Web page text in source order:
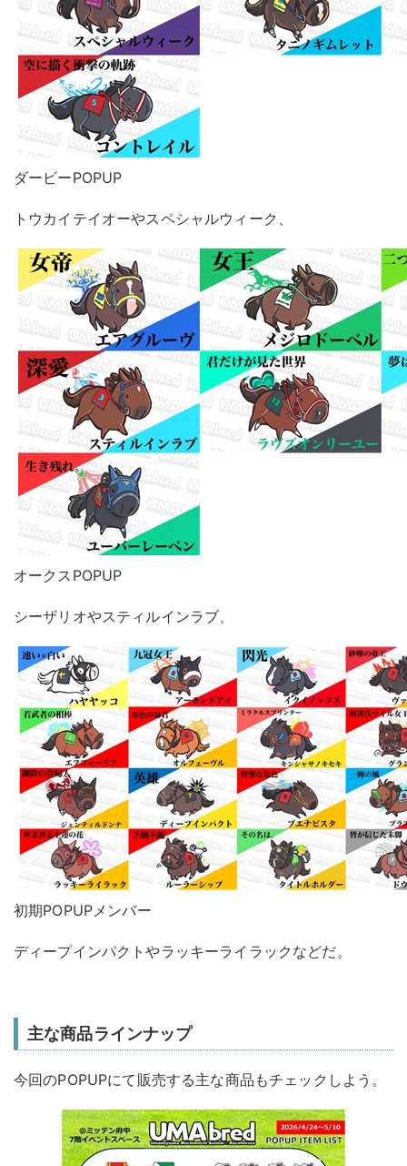
ダービーPOPUP
トウカイテイオーやスペシャルウィーク、
オークスPOPUP
シーザリオやスティルインラブ、
初期POPUPメンバー
ディープインパクトやラッキーライラックなどだ。
主な商品ラインナップ
今回のPOPUPにて販売する主な商品もチェックしよう。